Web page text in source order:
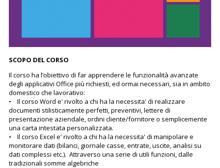
SCOPO DEL CORSO
Il corso ha l’obiettivo di far apprendere le funzionalità avanzate
degli applicativi Office più richiesti, ed ormai necessari, sia in ambito
domestico che lavorativo:
• Il corso Word e' rivolto a chi ha la necessita' di realizzare
documenti stilisticamente perfetti, preventivi, lettere di
presentazione aziendale, ordini cliente/fornitore o semplicemente
una carta intestata personalizzata.
• Il corso Excel e' rivolto a chi ha la necessita' di manipolare e
monitorare dati (bilanci, giornale casse, entrate, uscite, analisi su
dati complessi etc.). Attraverso una serie di utili funzioni, dalle
tradizionali somme algebriche